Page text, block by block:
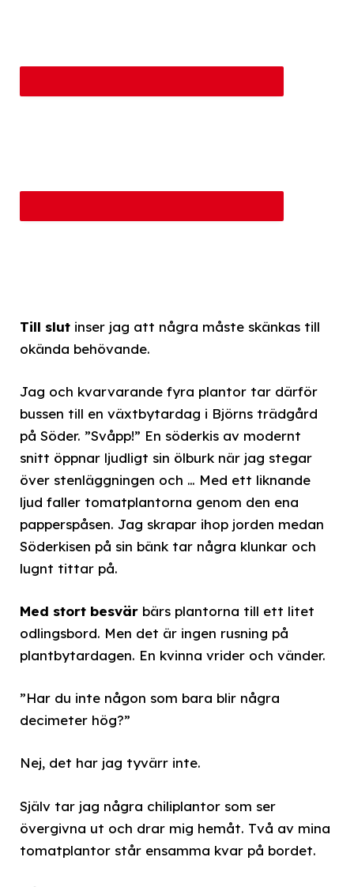
Till slut inser jag att några måste skänkas till
okända behövande.
Jag och kvarvarande fyra plantor tar därför
bussen till en växtbytardag i Björns trädgård
på Söder. ”Svåpp!” En söderkis av modernt
snitt öppnar ljudligt sin ölburk när jag stegar
över stenläggningen och … Med ett liknande
ljud faller tomatplantorna genom den ena
papperspåsen. Jag skrapar ihop jorden medan
Söderkisen på sin bänk tar några klunkar och
lugnt tittar på.
Med stort besvär bärs plantorna till ett litet
odlingsbord. Men det är ingen rusning på
plantbytardagen. En kvinna vrider och vänder.
”Har du inte någon som bara blir några
decimeter hög?”
Nej, det har jag tyvärr inte.
Själv tar jag några chiliplantor som ser
övergivna ut och drar mig hemåt. Två av mina
tomatplantor står ensamma kvar på bordet.